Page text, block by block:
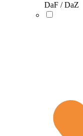
DaF / DaZ